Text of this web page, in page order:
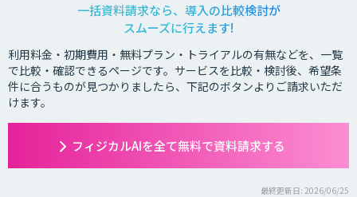
一括資料請求なら、導入の比較検討が
スムーズに行えます!
利用料金・初期費用・無料プラン・トライアルの有無などを、一覧
で比較・確認できるページです。サービスを比較・検討後、希望条
件に合うものが見つかりましたら、下記のボタンよりご請求いただ
けます。
フィジカルAIを全て無料で資料請求する
最終更新日: 2026/06/25